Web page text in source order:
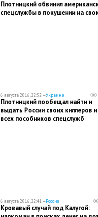
Плотницкий обвинил
спецслужбы в покушении на
6 августа 2016, 22:52 —Украина
Плотницкий пообещал найти и
выдать России своих киллеров и
всех пособников спецслужб
6 августа 2016, 22:41 —Россия
Кровавый случай под Калугой: